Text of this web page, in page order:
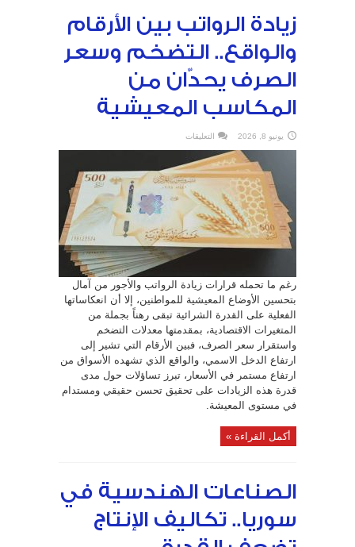
زيادة الرواتب بين الأرقام
والواقع.. التضخم وسعر
الصرف يحدّان من
المكاسب المعيشية
يونيو 8, 2026 التعليقات
الرواتب
الأرقام
والواقع..
التضخم
وسعر
الصرف
يحدّان
المكاسب
المعيشية
مغلقة
رغم ما تحمله قرارات زيادة الرواتب والأجور من آمال
بتحسين الأوضاع المعيشية للمواطنين، إلا أن انعكاساتها
الفعلية على القدرة الشرائية تبقى رهناً بجملة من
المتغيرات الاقتصادية، بمقدمتها معدلات التضخم
واستقرار سعر الصرف، فبين الأرقام التي تشير إلى
ارتفاع الدخل الاسمي، والواقع الذي تشهده الأسواق من
ارتفاع مستمر في الأسعار، تبرز تساؤلات حول مدى
قدرة هذه الزيادات على تحقيق تحسن حقيقي ومستدام
في مستوى المعيشة.
أكمل القراءة »
الصناعات الهندسية في
سوريا.. تكاليف الإنتاج